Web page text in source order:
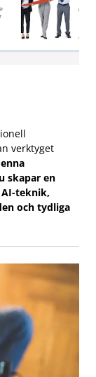
verktyget
skapar en
teknik,
och tydliga